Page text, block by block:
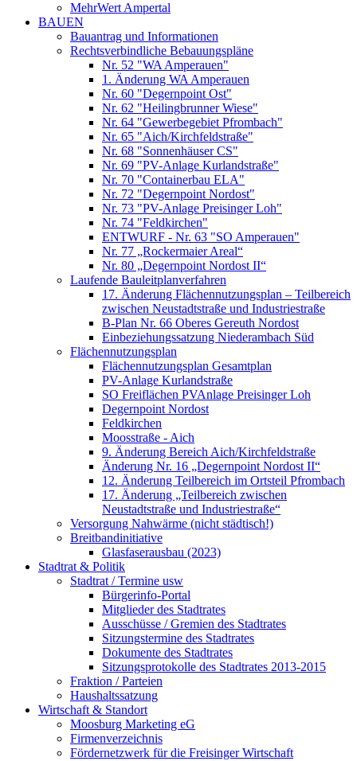
MehrWert Ampertal
BAUEN
Bauantrag und Informationen
Rechtsverbindliche Bebauungspläne
Nr. 52 "WA Amperauen"
1. Änderung WA Amperauen
Nr. 60 "Degernpoint Ost"
Nr. 62 "Heilingbrunner Wiese"
Nr. 64 "Gewerbegebiet Pfrombach"
Nr. 65 "Aich/Kirchfeldstraße"
Nr. 68 "Sonnenhäuser CS"
Nr. 69 "PV-Anlage Kurlandstraße"
Nr. 70 "Containerbau ELA"
Nr. 72 "Degernpoint Nordost"
Nr. 73 "PV-Anlage Preisinger Loh"
Nr. 74 "Feldkirchen"
ENTWURF - Nr. 63 "SO Amperauen"
Nr. 77 „Rockermaier Areal“
Nr. 80 „Degernpoint Nordost II“
Laufende Bauleitplanverfahren
17. Änderung Flächennutzungsplan – Teilbereich
zwischen Neustadtstraße und Industriestraße
B-Plan Nr. 66 Oberes Gereuth Nordost
Einbeziehungssatzung Niederambach Süd
Flächennutzungsplan
Flächennutzungsplan Gesamtplan
PV-Anlage Kurlandstraße
SO Freiflächen PV­Anlage Preisinger Loh
Degernpoint Nordost
Feldkirchen
Moosstraße - Aich
9. Änderung Bereich Aich/Kirchfeldstraße
Änderung Nr. 16 „Degernpoint Nordost II“
12. Änderung Teilbereich im Ortsteil Pfrombach
17. Änderung „Teilbereich zwischen
Neustadtstraße und Industriestraße“
Versorgung Nahwärme (nicht städtisch!)
Breitbandinitiative
Glasfaserausbau (2023)
Stadtrat & Politik
Stadtrat / Termine usw
Bürgerinfo-Portal
Mitglieder des Stadtrates
Ausschüsse / Gremien des Stadtrates
Sitzungstermine des Stadtrates
Dokumente des Stadtrates
Sitzungsprotokolle des Stadtrates 2013-2015
Fraktion / Parteien
Haushaltssatzung
Wirtschaft & Standort
Moosburg Marketing eG
Firmenverzeichnis
Fördernetzwerk für die Freisinger Wirtschaft